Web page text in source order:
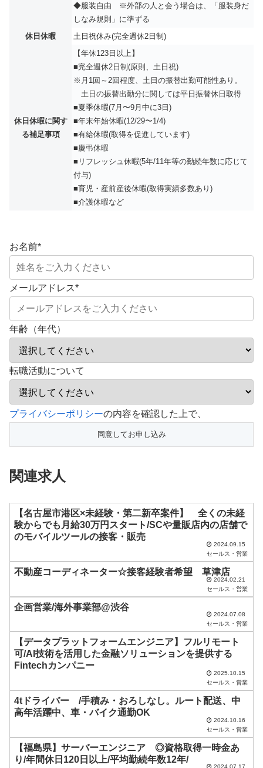
◆服装自由 ※外部の人と会う場合は、「服装身だ
しなみ規則」に準ずる
休日休暇
土日祝休み(完全週休2日制)
休日休暇に関す
る補足事項
【年休123日以上】
■完全週休2日制(原則、土日祝)
※月1回～2回程度、土日の振替出勤可能性あり。
土日の振替出勤分に関しては平日振替休日取得
■夏季休暇(7⽉〜9⽉中に3⽇)
■年末年始休暇(12/29〜1/4)
■有給休暇(取得を促進しています)
■慶弔休暇
■リフレッシュ休暇(5年/11年等の勤続年数に応じて
付与)
■育児・産前産後休暇(取得実績多数あり)
■介護休暇など
お名前*
メールアドレス*
年齢（年代）
転職活動について
こ
フ
ー
は
の
ま
ま
に
く
さ
い
プライバシーポリシーの内容を確認した上で、
関連求人
【名古屋市港区×未経験・第二新卒案件】 全くの未経
験からでも月給30万円スタート/SCや量販店内の店舗で
のモバイルツールの接客・販売
2024.09.15
セールス・営業
不動産コーディネーター☆接客経験者希望 草津店
2024.02.21
セールス・営業
企画営業/海外事業部@渋谷
2024.07.08
セールス・営業
【データプラットフォームエンジニア】フルリモート
可/AI技術を活用した金融ソリューションを提供する
Fintechカンパニー
2025.10.15
セールス・営業
4tドライバー /手積み・おろしなし。ルート配送、中
高年活躍中、車・バイク通勤OK
2024.10.16
セールス・営業
【福島県】サーバーエンジニア ◎資格取得一時金あ
り/年間休日120日以上/平均勤続年数12年/